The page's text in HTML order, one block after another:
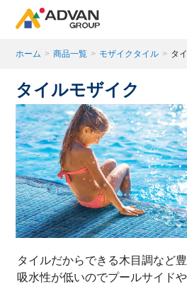
商品ページにある「お気に入り
商品がここに表示されます。
閉じる
ホーム > 商品一覧 > モザイクタイル > タ
タイルモザイク
タイルだからできる木目調など
吸水性が低いのでプールサイド